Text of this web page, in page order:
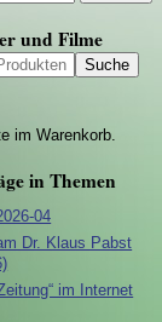
und Filme
im Warenkorb.
in Themen
04
Dr. Klaus Pabst
im Internet